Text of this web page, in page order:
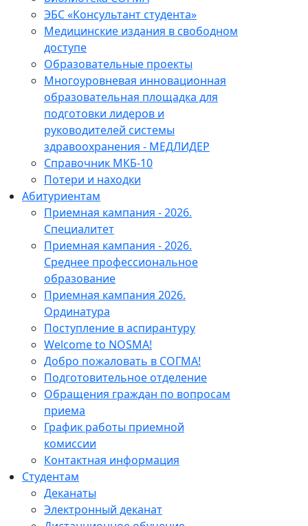
ЭБС «Консультант студента»
Медицинские издания в свободном
доступе
Образовательные проекты
Многоуровневая инновационная
образовательная площадка для
подготовки лидеров и
руководителей системы
здравоохранения - МЕДЛИДЕР
Справочник МКБ-10
Потери и находки
Абитуриентам
Приемная кампания - 2026.
Специалитет
Приемная кампания - 2026.
Среднее профессиональное
образование
Приемная кампания 2026.
Ординатура
Поступление в аспирантуру
Welcome to NOSMA!
Добро пожаловать в СОГМА!
Подготовительное отделение
Обращения граждан по вопросам
приема
График работы приемной
комиссии
Контактная информация
Студентам
Деканаты
Электронный деканат